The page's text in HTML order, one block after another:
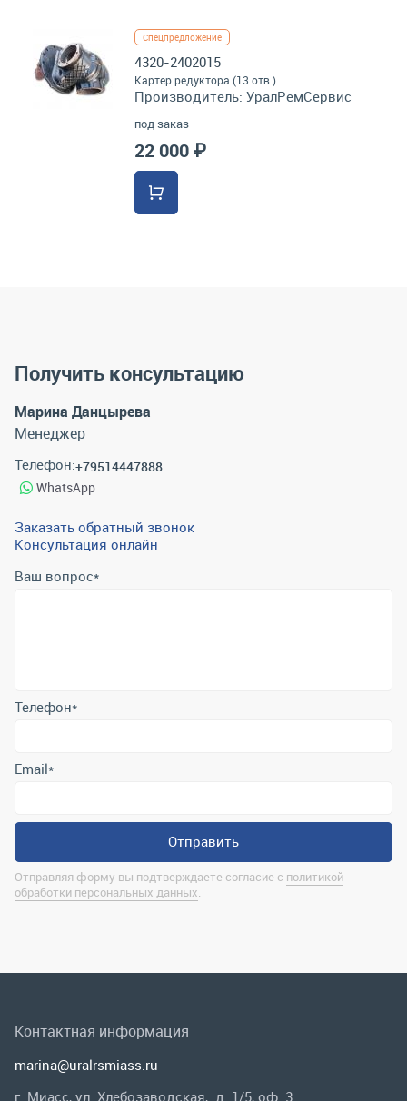
Спецпредложение
4320-2402015
Картер редуктора (13 отв.)
Производитель: УралРемСервис
под заказ
22 000 ₽
Получить консультацию
Марина Данцырева
Менеджер
Телефон:+79514447888
WhatsApp
Заказать обратный звонок
Консультация онлайн
Ваш вопрос*
Отправляя форму вы подтверждаете согласие с
Контактная информация
marina@uralrsmiass.ru